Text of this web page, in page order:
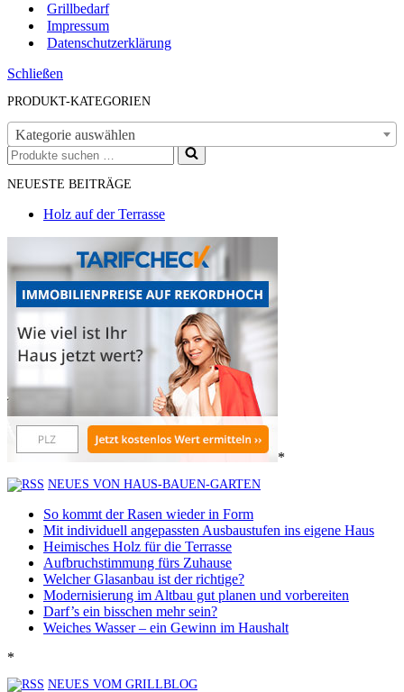
Grillbedarf
Impressum
Datenschutzerklärung
Schließen
PRODUKT-KATEGORIEN
Kategorie auswählen
Suchen
nach …
NEUESTE BEITRÄGE
Holz auf der Terrasse
*
NEUES VON HAUS-BAUEN-GARTEN
So kommt der Rasen wieder in Form
Mit individuell angepassten Ausbaustufen ins eigene Haus
Heimisches Holz für die Terrasse
Aufbruchstimmung fürs Zuhause
Welcher Glasanbau ist der richtige?
Modernisierung im Altbau gut planen und vorbereiten
Darf’s ein bisschen mehr sein?
Weiches Wasser – ein Gewinn im Haushalt
*
NEUES VOM GRILLBLOG